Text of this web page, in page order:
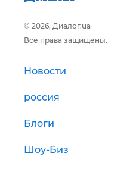
© 2026, Диалог.ua
Все права защищены.
Новости
россия
Блоги
Шоу-Биз